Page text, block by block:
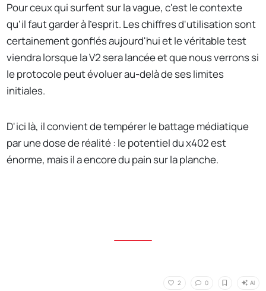
Pour ceux qui surfent sur la vague, c'est le contexte
qu'il faut garder à l'esprit. Les chiffres d'utilisation sont
certainement gonflés aujourd'hui et le véritable test
viendra lorsque la V2 sera lancée et que nous verrons si
le protocole peut évoluer au-delà de ses limites
initiales.
D'ici là, il convient de tempérer le battage médiatique
par une dose de réalité : le potentiel du x402 est
énorme, mais il a encore du pain sur la planche.
2 0 AI